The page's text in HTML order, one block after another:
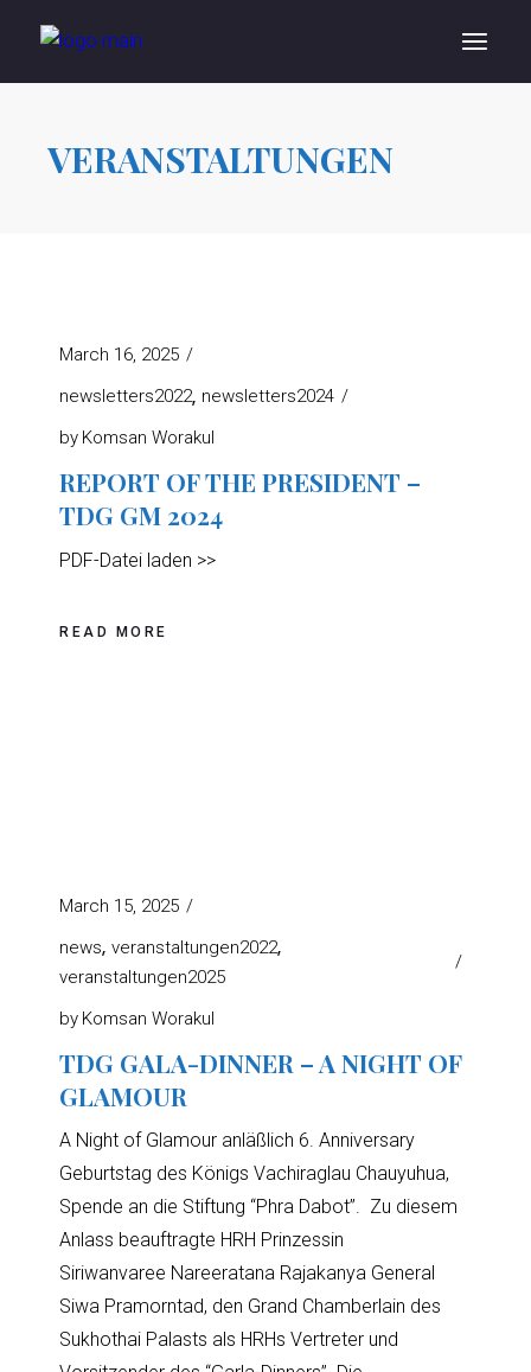
VERANSTALTUNGEN
March 16, 2025
newsletters2022 newsletters2024
by Komsan Worakul
REPORT OF THE PRESIDENT –
TDG GM 2024
PDF-Datei laden >>
READ MORE
March 15, 2025
news veranstaltungen2022
veranstaltungen2025
by Komsan Worakul
TDG GALA-DINNER – A NIGHT OF
GLAMOUR
A Night of Glamour anläßlich 6. Anniversary
Geburtstag des Königs Vachiraglau Chauyuhua,
Spende an die Stiftung “Phra Dabot”. Zu diesem
Anlass beauftragte HRH Prinzessin
Siriwanvaree Nareeratana Rajakanya General
Siwa Pramorntad, den Grand Chamberlain des
Sukhothai Palasts als HRHs Vertreter und